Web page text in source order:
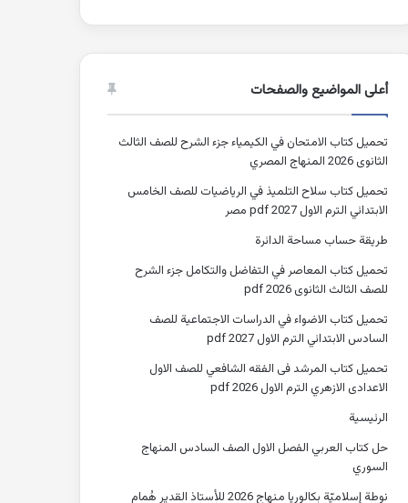
أعلى المواضيع والصفحات
تحميل كتاب الامتحان في الكيمياء جزء الشرح للصف الثالث
الثانوى 2026 المنهاج المصري
تحميل كتاب سلاح التلميذ في الرياضيات للصف الخامس
الابتدائي الترم الاول 2027 pdf مصر
طريقة حساب مساحة الدائرة
تحميل كتاب المعاصر في التفاضل والتكامل جزء الشرح
للصف الثالث الثانوى 2026 pdf
تحميل كتاب الاضواء في الدراسات الاجتماعية للصف
السادس الابتدائي الترم الاول 2027 pdf
تحميل كتاب المرشد فى الفقه الشافعي للصف الاول
الاعدادى الازهري الترم الاول 2026 pdf
الرئيسية
حل كتاب العربي الفصل الاول الصف السادس المنهاج
السوري
نوطة إسلاميّة بكالوريا منهاج 2026 للأستاذ القدير هُمام